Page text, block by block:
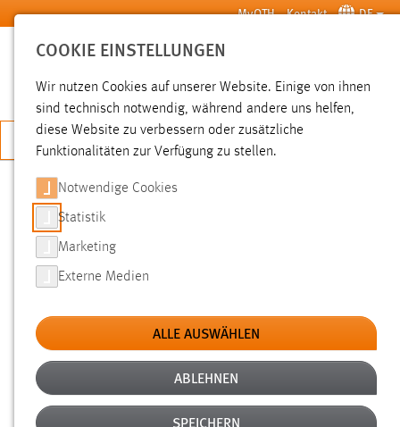
Zum Hauptinhalt springen MyOTH Kontakt DE
SUCHE
JETZT BEWERBEN
SUCHE
FILTER
Typ
Erstellungsdatum
COOKIE EINSTELLUNGEN
Wir nutzen Cookies auf unserer Website. Einige von ihnen
sind technisch notwendig, während andere uns helfen,
diese Website zu verbessern oder zusätzliche
Funktionalitäten zur Verfügung zu stellen.
Notwendige Cookies
Statistik
Marketing
Externe Medien
ALLE AUSWÄHLEN
ABLEHNEN
SPEICHERN